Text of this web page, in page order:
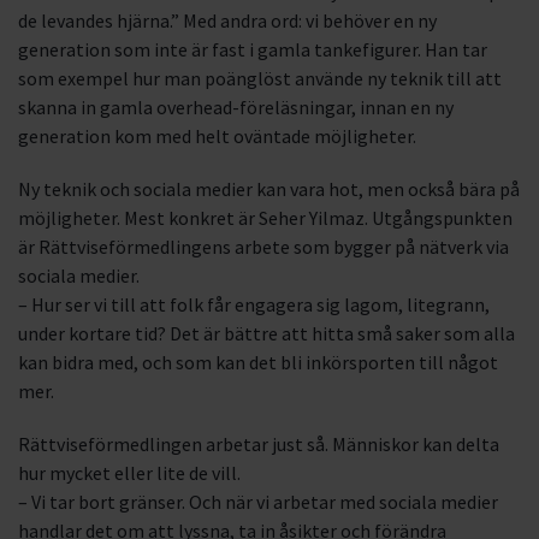
de levandes hjärna.” Med andra ord: vi behöver en ny
generation som inte är fast i gamla tankefigurer. Han tar
som exempel hur man poänglöst använde ny teknik till att
skanna in gamla overhead-föreläsningar, innan en ny
generation kom med helt oväntade möjligheter.
Ny teknik och sociala medier kan vara hot, men också bära på
möjligheter. Mest konkret är Seher Yilmaz. Utgångspunkten
är Rättviseförmedlingens arbete som bygger på nätverk via
sociala medier.
– Hur ser vi till att folk får engagera sig lagom, litegrann,
under kortare tid? Det är bättre att hitta små saker som alla
kan bidra med, och som kan det bli inkörsporten till något
mer.
Rättviseförmedlingen arbetar just så. Människor kan delta
hur mycket eller lite de vill.
– Vi tar bort gränser. Och när vi arbetar med sociala medier
handlar det om att lyssna, ta in åsikter och förändra